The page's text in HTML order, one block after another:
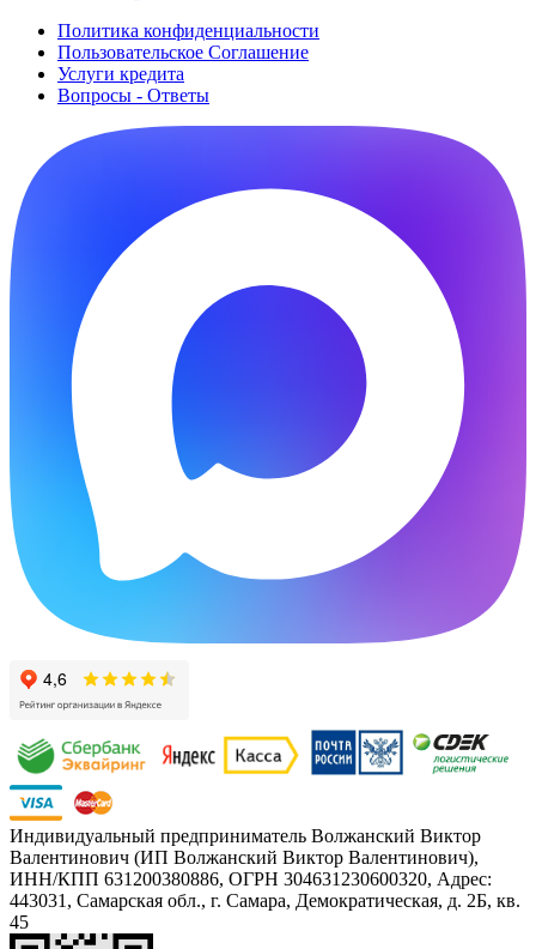
Политика конфиденциальности
Пользовательское Cоглашение
Услуги кредита
Вопросы - Ответы
Индивидуальный предприниматель Волжанский Виктор
Валентинович (ИП Волжанский Виктор Валентинович),
ИНН/КПП 631200380886, ОГРН 304631230600320, Адрес:
443031, Самарская обл., г. Самара, Демократическая, д. 2Б, кв.
45